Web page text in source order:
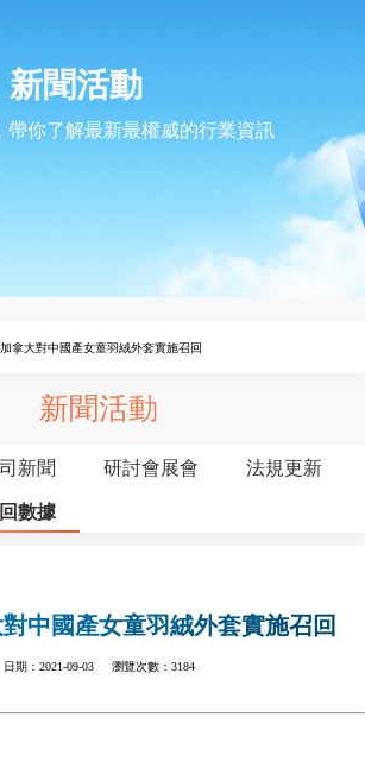
新聞活動
帶你了解最新最權威的行業資訊
拿大對中國產女童羽絨外套實施召回
新聞活動
新聞 研討會展會 法規更新
數據
中國產女童羽絨外套實施召回
日期：2021-09-03 瀏覽次數：3184